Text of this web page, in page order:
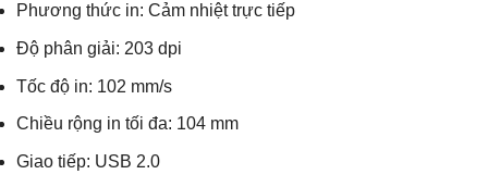
Phương thức in: Cảm nhiệt trực tiếp
Độ phân giải: 203 dpi
Tốc độ in: 102 mm/s
Chiều rộng in tối đa: 104 mm
Giao tiếp: USB 2.0